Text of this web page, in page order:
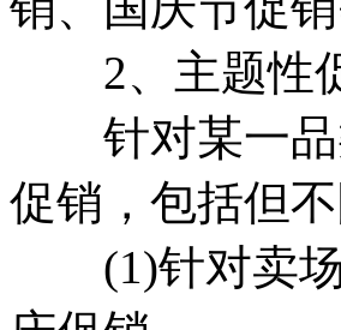
2、主题性
针对某一品
促销，包括但不
(1)针对卖场